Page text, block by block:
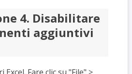
4. Disabilitare
aggiuntivi